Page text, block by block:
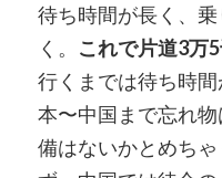
待ち時間が長く、
く。
これで片道3万5
行くまでは待ち時
本〜中国まで忘れ
備はないかとめち